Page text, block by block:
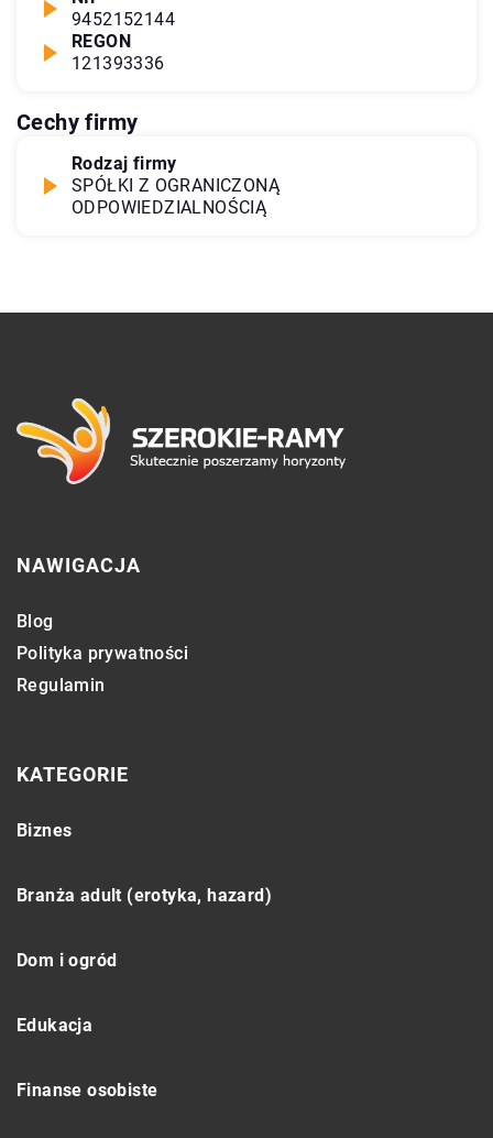
9452152144
REGON
121393336
Cechy firmy
Rodzaj firmy
SPÓŁKI Z OGRANICZONĄ
ODPOWIEDZIALNOŚCIĄ
NAWIGACJA
Blog
Polityka prywatności
Regulamin
KATEGORIE
Biznes
Branża adult (erotyka, hazard)
Dom i ogród
Edukacja
Finanse osobiste